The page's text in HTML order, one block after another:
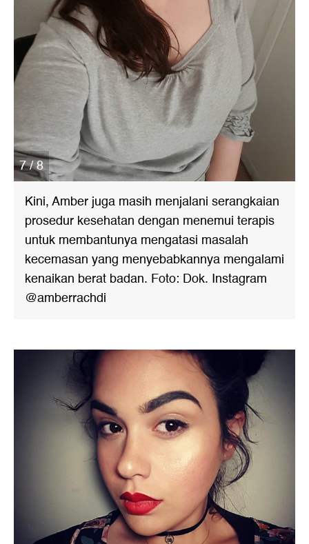
7 / 8
Kini, Amber juga masih menjalani serangkaian
prosedur kesehatan dengan menemui terapis
untuk membantunya mengatasi masalah
kecemasan yang menyebabkannya mengalami
kenaikan berat badan. Foto: Dok. Instagram
@amberrachdi